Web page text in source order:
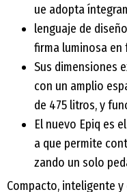
ue adopta
lenguaje de
firma luminosa en
Sus dimensiones
con un amplio
de 475 litros, y
El nuevo Epiq es
a que permite
zando un solo
Compacto, inteligente